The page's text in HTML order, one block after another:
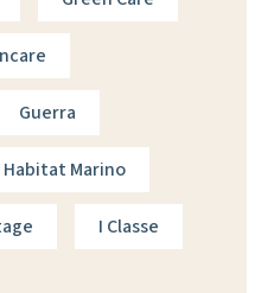
Guerra
Habitat Marino
I Classe